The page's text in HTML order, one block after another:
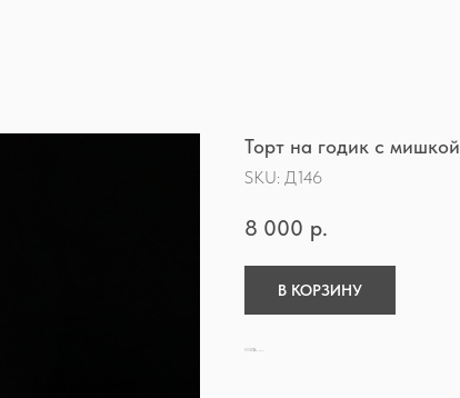
Торт на годик с мишкой
SKU: Д146
8 000 р.
В КОРЗИНУ